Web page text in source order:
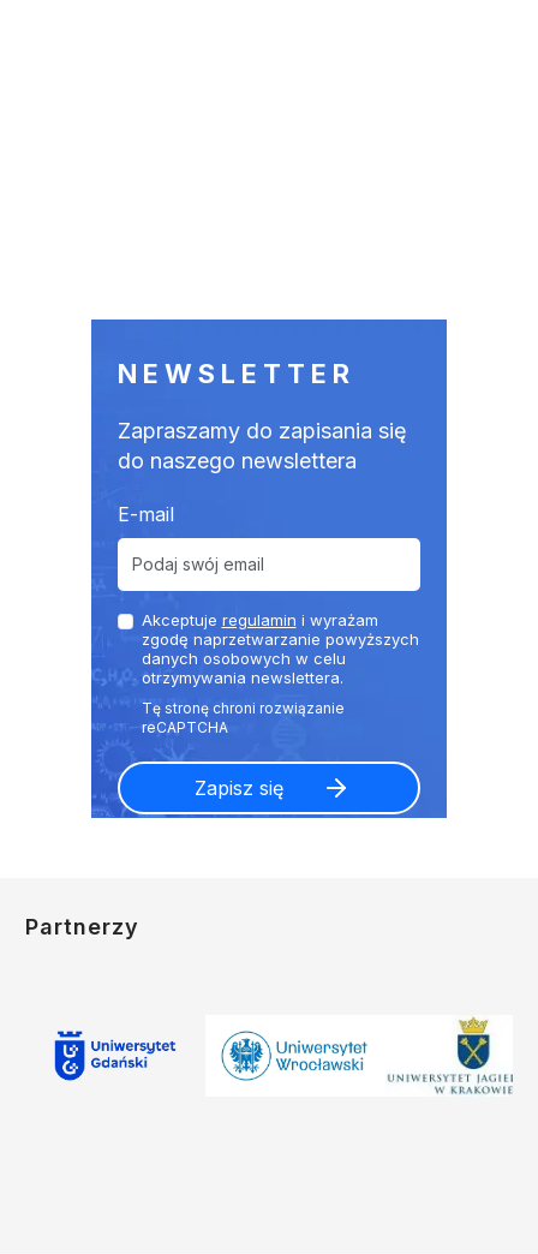
NEWSLETTER
Zapraszamy do zapisania się
do naszego newslettera
E-mail
Akceptuje regulamin i wyrażam
zgodę naprzetwarzanie powyższych
danych osobowych w celu
otrzymywania newslettera.
Partnerzy